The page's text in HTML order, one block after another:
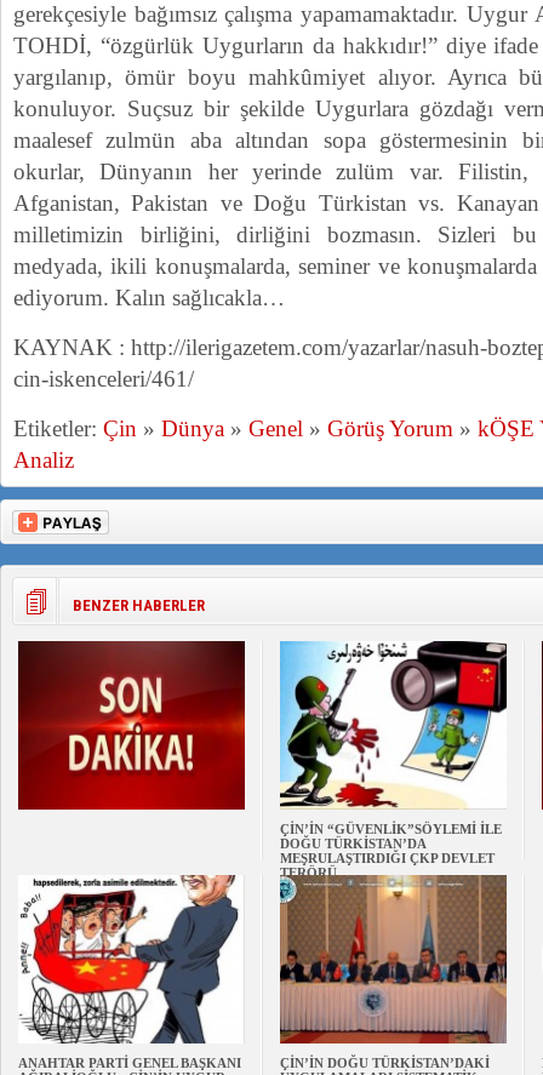
gerekçesiyle bağımsız çalışma yapamamaktadır.
TOHDİ, “özgürlük Uygurların da hakkıdır!” diye
yargılanıp, ömür boyu mahkûmiyet alıyor. Ayrıca
konuluyor. Suçsuz bir şekilde Uygurlara gözdağı
maalesef zulmün aba altından sopa göstermesinin
okurlar, Dünyanın her yerinde zulüm var. Filistin,
Afganistan, Pakistan ve Doğu Türkistan vs. Kanayan
milletimizin birliğini, dirliğini bozmasın. Sizleri bu
medyada, ikili konuşmalarda, seminer ve
ediyorum. Kalın sağlıcakla…
KAYNAK : http://ilerigazetem.com/yazarlar/nasuh-
cin-iskenceleri/461/
Etiketler: Çin » Dünya » Genel » Görüş Yorum »
Analiz
BENZER HABERLER
ÇİN’İN “GÜVENLİK”SÖYLEMİ İLE
DOĞU TÜRKİSTAN’DA
MEŞRULAŞTIRDIĞI ÇKP DEVLET
TERÖRÜ
ANAHTAR PARTİ GENEL BAŞKANI
ÇİN’İN DOĞU TÜRKİSTAN’DAKİ